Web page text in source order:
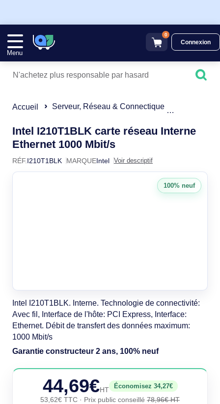
Menu
0
Connexion
Accueil Serveur, Réseau & Connectique
Intel I210T1BLK carte réseau Interne
Ethernet 1000 Mbit/sI210T1BLK
RÉF. I210T1BLK MARQUEIntel Voir descriptif
Intel I210T1BLK. Interne. Technologie de connectivité:
Avec fil, Interface de l'hôte: PCI Express, Interface:
Ethernet. Débit de transfert des données maximum:
1000 Mbit/s
Garantie constructeur 2 ans, 100% neuf
44,69€HT
Économisez 34,27€
53,62€ TTC · Prix public conseillé 78,96€ HT
100% neuf